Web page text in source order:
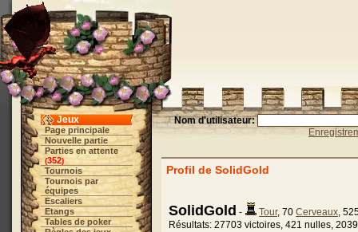
Jeux
Page principale
Nouvelle partie
Parties en attente
(352)
Tournois
Tournois par
équipes
Escaliers
Etangs
Tables de poker
Nom d'utilisateur:
Profil de SolidGold
SolidGold - Tour, 70 Cerveaux,
Résultats: 27703 victoires, 421 nulles,